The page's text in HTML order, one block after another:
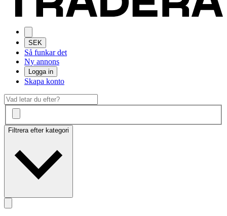
SEK
Så funkar det
Ny annons
Logga in
Skapa konto
Filtrera efter kategori